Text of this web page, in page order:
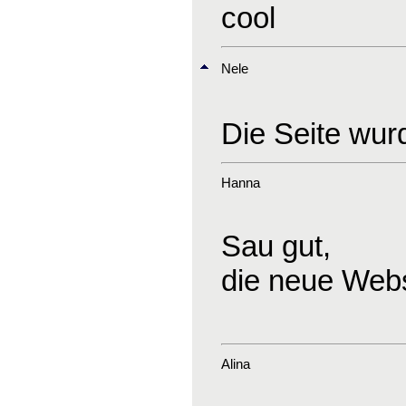
cool
Nele
Die Seite
Hanna
Sau gut,
die neue
Alina